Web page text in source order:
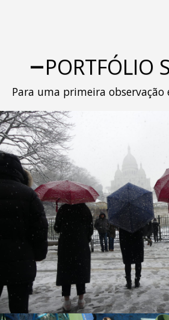
PORTFÓLIO
Para uma primeira observação